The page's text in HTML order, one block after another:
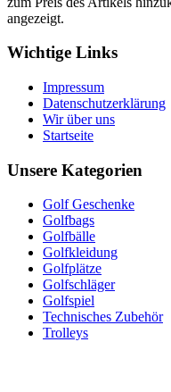
angezeigt.
Wichtige Links
Impressum
Datenschutzerklärung
Wir über uns
Startseite
Unsere Kategorien
Golf Geschenke
Golfbags
Golfbälle
Golfkleidung
Golfplätze
Golfschläger
Golfspiel
Technisches Zubehör
Trolleys